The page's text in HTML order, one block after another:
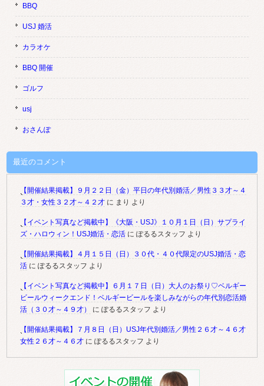
BBQ
USJ 婚活
カラオケ
BBQ 開催
ゴルフ
usj
おさんぽ
最近のコメント
【開催結果掲載】９月２２日（金）平日の年代別婚活／男性３３才～４
３才・女性３２才～４２才 に まり より
【イベント写真など掲載中】《大阪・USJ》１０月１日（日）サプライ
ズ・ハロウィン！USJ婚活・恋活 にぽるるスタッフ より
【開催結果掲載】４月１５日（日）３０代・４０代限定のUSJ婚活・恋
活 にぽるるスタッフ より
【イベント写真など掲載中】６月１７日（日）大人のお祭り♡ベルギー
ビールウィークエンド！ベルギービールを楽しみながらの年代別恋活婚
活（３０才～４９才）
にぽるるスタッフ より
【開催結果掲載】７月８日（日）USJ年代別婚活／男性２６才～４６才
女性２６才～４６才 にぽるるスタッフ より